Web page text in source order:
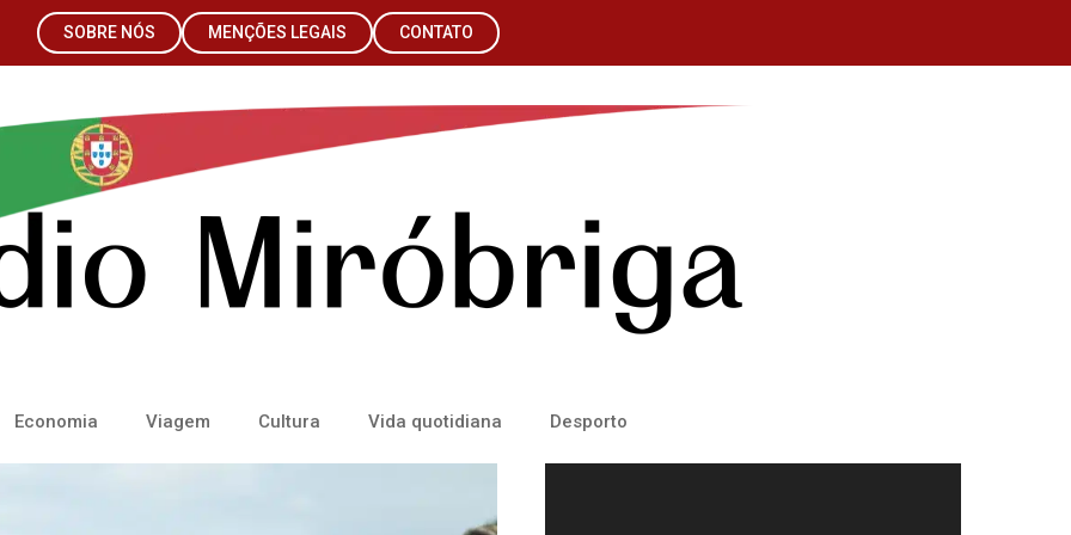
SOBRE NÓS MENÇÕES LEGAIS CONTATO
Economia Viagem Cultura Vida quotidiana Desporto